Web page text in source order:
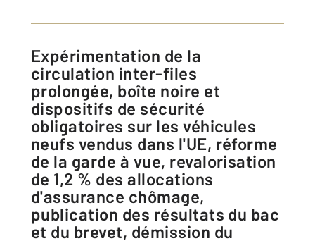
Expérimentation de la
circulation inter-files
prolongée, boîte noire et
dispositifs de sécurité
obligatoires sur les véhicules
neufs vendus dans l'UE, réforme
de la garde à vue, revalorisation
de 1,2 % des allocations
d'assurance chômage,
publication des résultats du bac
et du brevet, démission du